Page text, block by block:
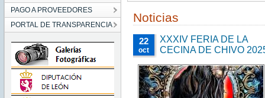
PAGO A PROVEEDORES
PORTAL DE TRANSPARENCIA
Noticias
22
oct
XXXIV FERIA DE LA
CECINA DE CHIVO